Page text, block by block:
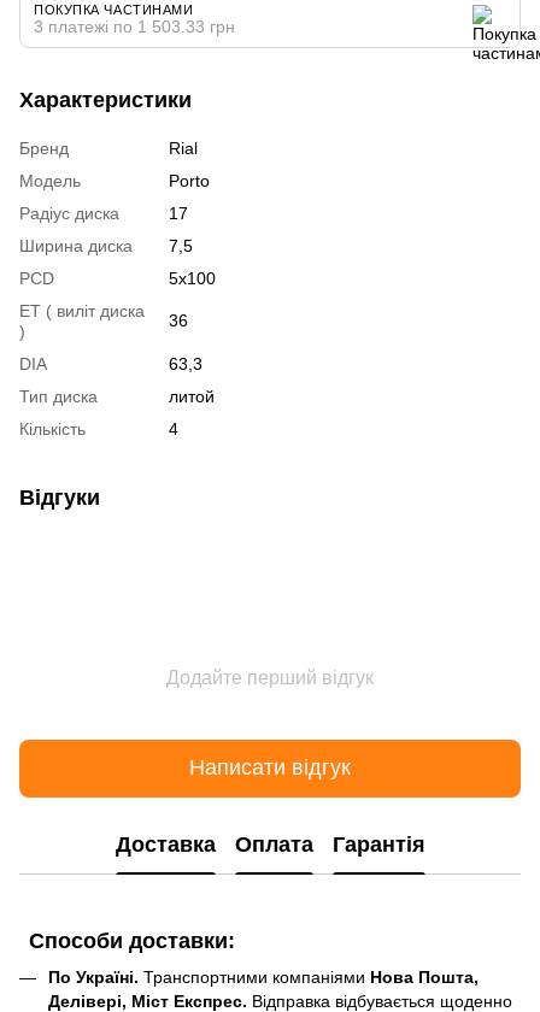
ПОКУПКА ЧАСТИНАМИ
3 платежі по 1 503.33 грн
Характеристики
Бренд
Rial
Модель
Porto
Радіус диска
17
Ширина диска
7,5
PCD
5x100
ET ( виліт диска
)
36
DIA
63,3
Тип диска
литой
Кількість
4
Відгуки
Додайте перший відгук
Написати відгук
Доставка Оплата Гарантія
Способи доставки:
По Україні. Транспортними компаніями Нова Пошта,
Делівері, Міст Експрес. Відправка відбувається щоденно